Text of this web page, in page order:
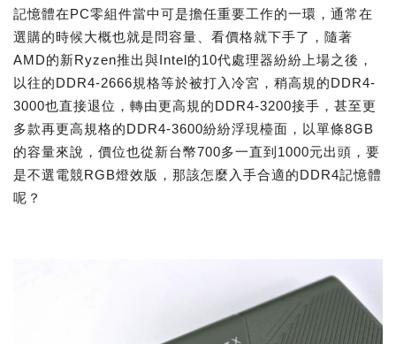
記憶體在PC零組件當中可是擔任重要工作的一環，通常在
選購的時候大概也就是問容量、看價格就下手了，隨著
AMD的新Ryzen推出與Intel的10代處理器紛紛上場之後，
以往的DDR4-2666規格等於被打入冷宮，稍高規的DDR4-
3000也直接退位，轉由更高規的DDR4-3200接手，甚至更
多款再更高規格的DDR4-3600紛紛浮現檯面，以單條8GB
的容量來說，價位也從新台幣700多一直到1000元出頭，要
是不選電競RGB燈效版，那該怎麼入手合適的DDR4記憶體
呢？